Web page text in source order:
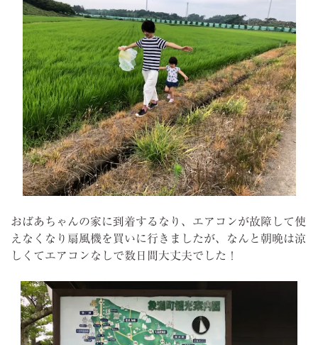
おばあちゃんの家に到着するなり、エアコンが故障して使
えなくなり扇風機を買いに行きましたが、なんと朝晩は涼
しくてエアコンなしで数日間大丈夫でした！